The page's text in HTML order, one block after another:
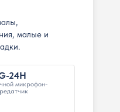
малые и
24H
микрофон-